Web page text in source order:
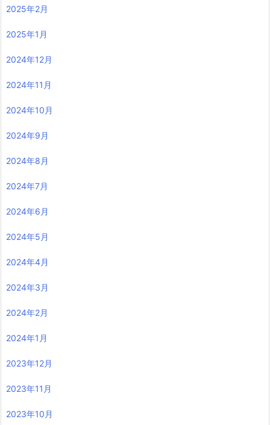
2025年2月
2025年1月
2024年12月
2024年11月
2024年10月
2024年9月
2024年8月
2024年7月
2024年6月
2024年5月
2024年4月
2024年3月
2024年2月
2024年1月
2023年12月
2023年11月
2023年10月